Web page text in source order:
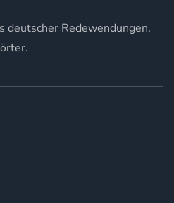
deutscher Redewendungen,